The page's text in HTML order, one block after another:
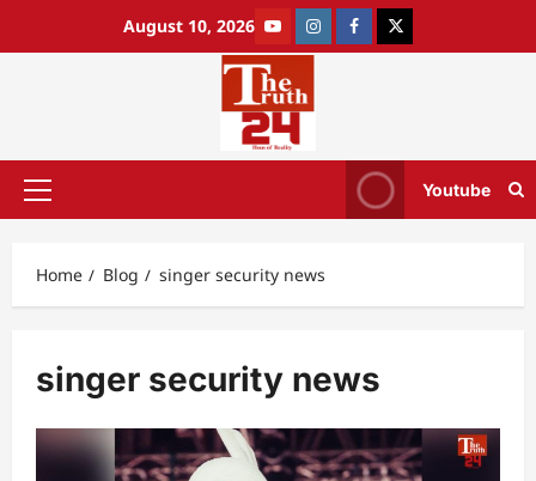
August 10, 2026
Youtube
Home Blog singer security news
singer security news